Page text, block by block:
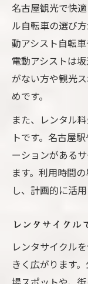
名古屋観光で快
ル自転車の選び
動アシスト自転
電動アシストは
がない方や観光
めです。
また、レンタル
トです。名古屋
ーションがある
ます。利用時間
し、計画的に活用
レンタサイクル
レンタサイクル
きく広がります